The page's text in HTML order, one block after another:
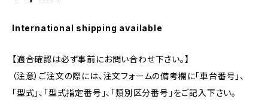
International shipping available
【適合確認は必ず事前にお問い合わせ下さい。】
（注意）ご注文の際には、注文フォームの備考欄に「車台番号」、
「型式」、「型式指定番号」、「類別区分番号」をご記入下さい。